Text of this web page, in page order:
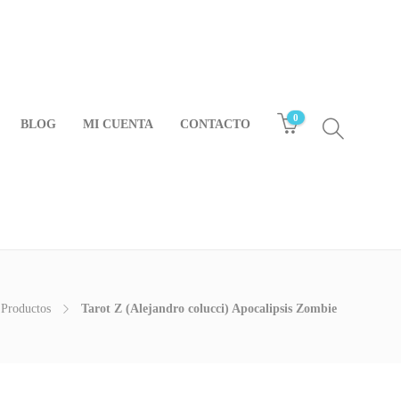
BLOG MI CUENTA CONTACTO 0
Productos Tarot Z (Alejandro colucci) Apocalipsis Zombie